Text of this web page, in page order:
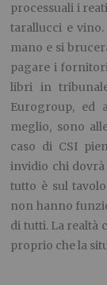
processuali i
tarallucci e
mano e si
pagare i
libri in
Eurogroup, ed
meglio, sono
caso di CSI
invidio chi dovrà
tutto è sul
non hanno
di tutti. La realtà
proprio che la